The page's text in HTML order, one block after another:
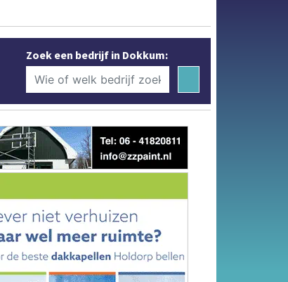
Zoek een bedrijf in Dokkum: